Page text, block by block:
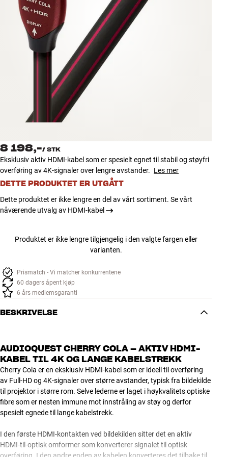
Tilbehør
INSPIRASJON
MERKER
NYHETER
TILBUD
Kundeservice
Logg inn
Kundeservice
Bygg med lyd
8 198,-/ STK
Eksklusiv aktiv HDMI-kabel som er spesielt egnet til stabil og støyfri
overføring av 4K-signaler over lengre avstander. Les mer
DETTE PRODUKTET ER UTGÅTT
Dette produktet er ikke lengre en del av vårt sortiment. Se vårt
nåværende utvalg av HDMI-kabel
Produktet er ikke lengre tilgjengelig i den valgte fargen eller
varianten.
Prismatch - Vi matcher konkurrentene
60 dagers åpent kjøp
6 års medlemsgaranti
BESKRIVELSE
AUDIOQUEST CHERRY COLA – AKTIV HDMI-
KABEL TIL 4K OG LANGE KABELSTREKK
Cherry Cola er en eksklusiv HDMI-kabel som er ideell til overføring
av Full-HD og 4K-signaler over større avstander, typisk fra bildekilde
til projektor i større rom. Selve lederne er laget i høykvalitets optiske
fibre som er nesten immune mot innstråling av støy og derfor
spesielt egnede til lange kabelstrekk.
I den første HDMI-kontakten ved bildekilden sitter det en aktiv
HDMI-til-optisk omformer som konverterer signalet til optisk